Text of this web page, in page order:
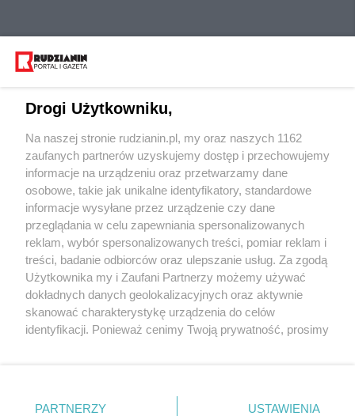
Wydawca mediów lokalnych
Nie zapomnij
zapoznać się z:
polityką prywatności regulamin korzystania z portali
Twojemiasto
Piekary Śląskie
Chorzów
Tarnowskie Góry
Gliwice
Skontaktuj sięz nami
Kontakt
Wydawca
Redakcja
Drogi Użytkowniku,
Na naszej stronie rudzianin.pl, my oraz naszych 1162
zaufanych partnerów uzyskujemy dostęp i przechowujemy
informacje na urządzeniu oraz przetwarzamy dane
osobowe, takie jak unikalne identyfikatory, standardowe
informacje wysyłane przez urządzenie czy dane
przeglądania w celu zapewniania spersonalizowanych
reklam, wybór spersonalizowanych treści, pomiar reklam i
treści, badanie odbiorców oraz ulepszanie usług. Za zgodą
Użytkownika my i Zaufani Partnerzy możemy używać
dokładnych danych geolokalizacyjnych oraz aktywnie
skanować charakterystykę urządzenia do celów
identyfikacji. Ponieważ cenimy Twoją prywatność, prosimy
prywatności znajdujący się w lewym dolnym rogu strony
PARTNERZY USTAWIENIA